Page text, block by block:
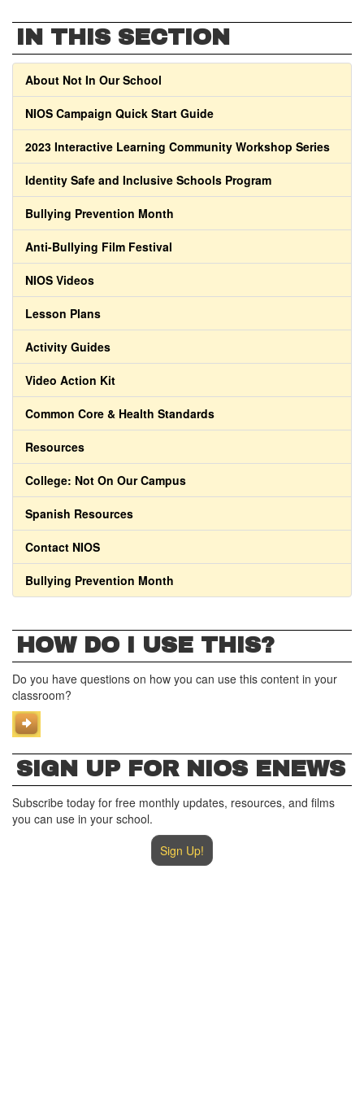
IN THIS SECTION
About Not In Our School
NIOS Campaign Quick Start Guide
2023 Interactive Learning Community Workshop Series
Identity Safe and Inclusive Schools Program
Bullying Prevention Month
Anti-Bullying Film Festival
NIOS Videos
Lesson Plans
Activity Guides
Video Action Kit
Common Core & Health Standards
Resources
College: Not On Our Campus
Spanish Resources
Contact NIOS
Bullying Prevention Month
HOW DO I USE THIS?
Do you have questions on how you can use this content in your
classroom?
SIGN UP FOR NIOS ENEWS
Subscribe today for free monthly updates, resources, and films
you can use in your school.
Sign Up!